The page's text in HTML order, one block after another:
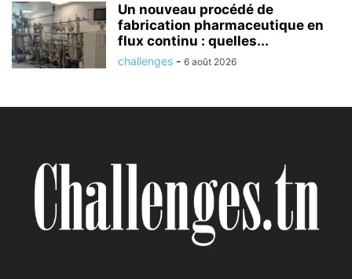
Un nouveau procédé de
fabrication pharmaceutique en
flux continu : quelles...
challenges - 6 août 2026